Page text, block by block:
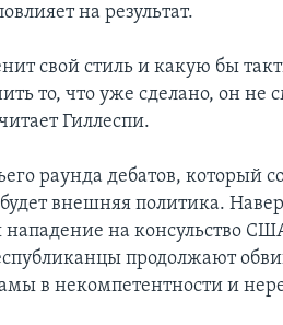
на результат.
свой стиль и какую бы
то, что уже сделано, он не
Гиллеспи.
раунда дебатов, который
внешняя политика.
на консульство
продолжают
в некомпетентности и